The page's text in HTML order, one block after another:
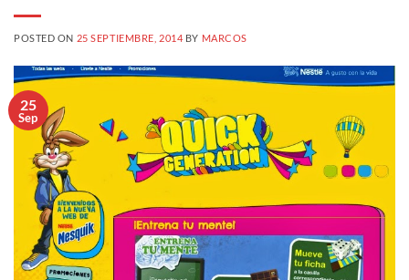
POSTED ON 25 SEPTIEMBRE, 2014 BY MARCOS
25
Sep